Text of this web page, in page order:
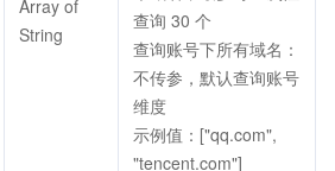
Array of
String
查询 30 个
查询账号下所有域名：
不传参，默认查询账号
维度
示例值：["qq.com",
"tencent.com"]